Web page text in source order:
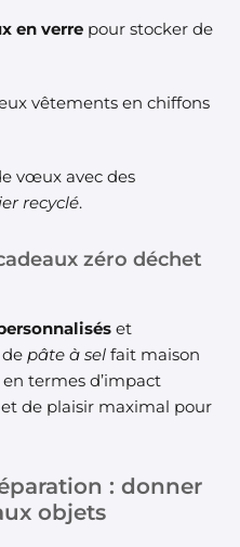
en verre pour stocker de
vêtements en chiffons
vœux avec des
recyclé.
zéro déchet
et
pâte à sel fait maison
termes d’impact
de plaisir maximal pour
: donner
objets